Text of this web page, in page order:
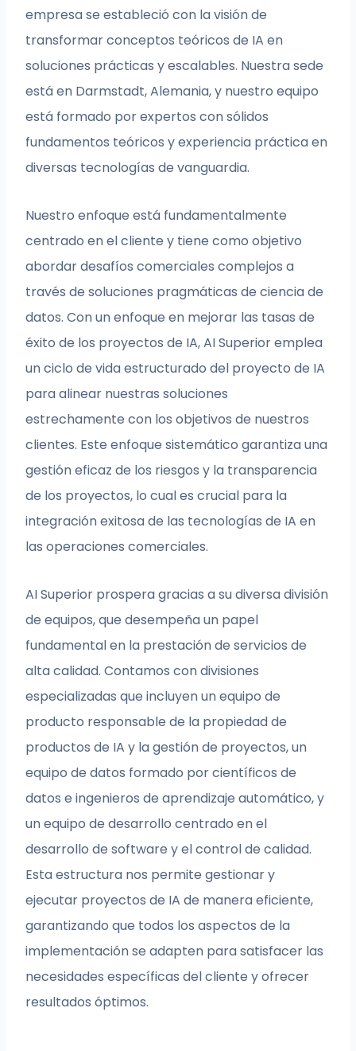
empresa se estableció con la visión de
transformar conceptos teóricos de IA en
soluciones prácticas y escalables. Nuestra sede
está en Darmstadt, Alemania, y nuestro equipo
está formado por expertos con sólidos
fundamentos teóricos y experiencia práctica en
diversas tecnologías de vanguardia.
Nuestro enfoque está fundamentalmente
centrado en el cliente y tiene como objetivo
abordar desafíos comerciales complejos a
través de soluciones pragmáticas de ciencia de
datos. Con un enfoque en mejorar las tasas de
éxito de los proyectos de IA, AI Superior emplea
un ciclo de vida estructurado del proyecto de IA
para alinear nuestras soluciones
estrechamente con los objetivos de nuestros
clientes. Este enfoque sistemático garantiza una
gestión eficaz de los riesgos y la transparencia
de los proyectos, lo cual es crucial para la
integración exitosa de las tecnologías de IA en
las operaciones comerciales.
AI Superior prospera gracias a su diversa división
de equipos, que desempeña un papel
fundamental en la prestación de servicios de
alta calidad. Contamos con divisiones
especializadas que incluyen un equipo de
producto responsable de la propiedad de
productos de IA y la gestión de proyectos, un
equipo de datos formado por científicos de
datos e ingenieros de aprendizaje automático, y
un equipo de desarrollo centrado en el
desarrollo de software y el control de calidad.
Esta estructura nos permite gestionar y
ejecutar proyectos de IA de manera eficiente,
garantizando que todos los aspectos de la
implementación se adapten para satisfacer las
necesidades específicas del cliente y ofrecer
resultados óptimos.